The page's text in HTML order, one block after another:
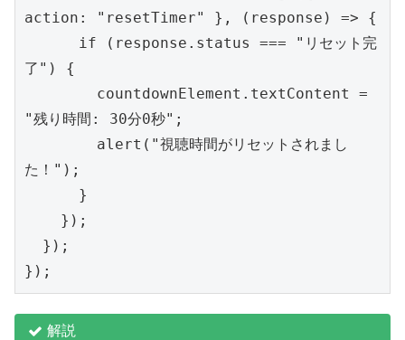
action: "resetTimer" }, (response) => {
了") {
"残り時間: 30分0秒";
た！");
      }
    });
  });
});
解説